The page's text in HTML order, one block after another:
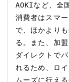
AOKIなど、全
消費者はスマ
で、ほかより
る。また、加
ダイレクトで
れるため、ロ